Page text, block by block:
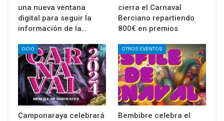
una nueva ventana
digital para seguir la
información de la…
cierra el Carnaval
Berciano repartiendo
800€ en premios
OCIO
Camponaraya celebrará
OTROS EVENTOS
Bembibre celebra el